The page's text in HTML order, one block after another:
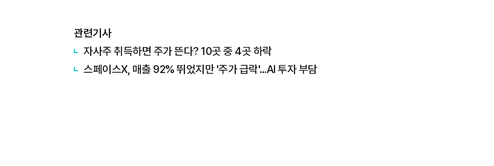
관련기사
자사주 취득하면 주가 뜬다? 10곳 중 4곳 하락
스페이스X, 매출 92% 뛰었지만 '주가 급락'…AI 투자 부담